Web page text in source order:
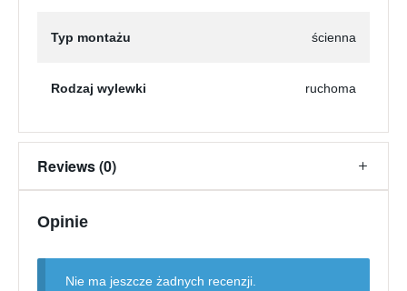
Typ montażu ścienna
Rodzaj wylewki ruchoma
Reviews (0)
Opinie
Nie ma jeszcze żadnych recenzji.